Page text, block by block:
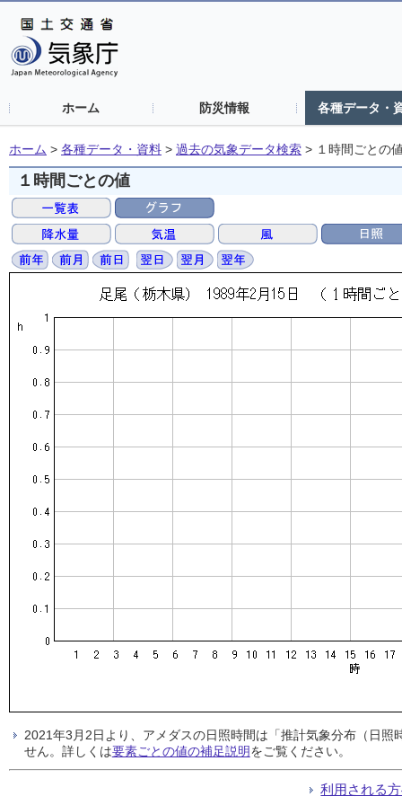
ホーム 防災情報 各種データ・
ホーム > 各種データ・資料 > 過去の気象データ検索 > １時間ごとの
１時間ごとの値
2021年3月2日より、アメダスの日照時間は「推計気象分布（日
せん。詳しくは要素ごとの値の補足説明をご覧ください。
利用される